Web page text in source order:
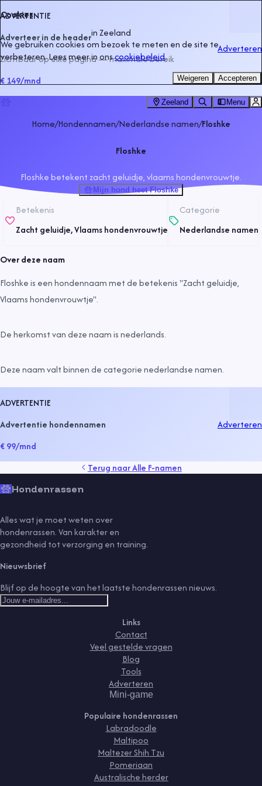
ADVERTENTIE
Adverteer in de headerinZeeland
Zichtbaar op elke pagina — maximale bereik
€ 149/mnd
Adverteren
Zeeland Menu
Home/Hondennamen/Nederlandse namen/Floshke
Floshke
Floshke betekent zacht geluidje, vlaams hondenvrouwtje.
Mijn hond heet Floshke
Betekenis
Zacht geluidje, Vlaams hondenvrouwtje
Categorie
Nederlandse namen
Over deze naam
Floshke is een hondennaam met de betekenis "Zacht geluidje,
Vlaams hondenvrouwtje".
De herkomst van deze naam isnederlands.
Deze naam valt binnen de categorienederlandse namen.
ADVERTENTIE
Advertentie hondennamen
€ 99/mnd
Adverteren
Terug naarAlle F-namen
Hondenrassen
Alles wat je moet weten over
hondenrassen. Van karakter en
gezondheid tot verzorging en training.
Nieuwsbrief
Blijf op de hoogte van het laatste hondenrassen nieuws.
Links
Contact
Veel gestelde vragen
Blog
Tools
Adverteren
Mini-game
Populaire hondenrassen
Labradoodle
Maltipoo
Maltezer Shih Tzu
Pomeriaan
Australische herder
Cookies
We gebruiken cookies om bezoek te meten en de site te
verbeteren. Lees meer in onscookiebeleid.
Weigeren Accepteren